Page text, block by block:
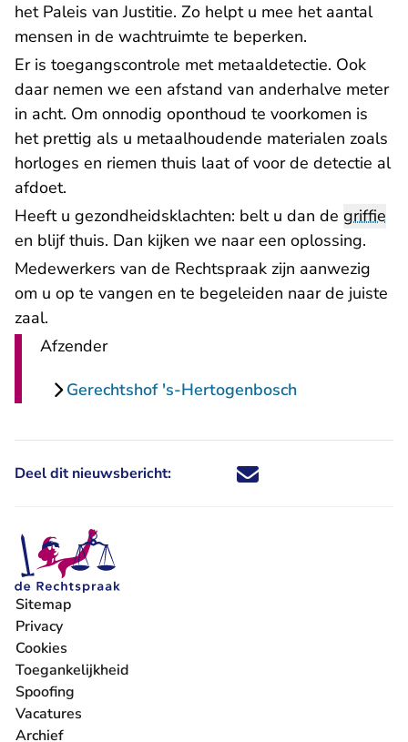
het Paleis van Justitie. Zo helpt u mee het aantal
mensen in de wachtruimte te beperken.
Er is toegangscontrole met metaaldetectie. Ook
daar nemen we een afstand van anderhalve meter
in acht. Om onnodig oponthoud te voorkomen is
het prettig als u metaalhoudende materialen zoals
horloges en riemen thuis laat of voor de detectie al
afdoet.
Heeft u gezondheidsklachten: belt u dan de griffie
en blijf thuis. Dan kijken we naar een oplossing.
Medewerkers van de Rechtspraak zijn aanwezig
om u op te vangen en te begeleiden naar de juiste
zaal.
Afzender
Gerechtshof 's-Hertogenbosch
Deel dit nieuwsbericht: Deel dit nieuwsbericht via X -
Deel dit nieuwsbericht via
Deel dit nieuwsbericht
Deel dit
Sitemap
Privacy
Cookies
Toegankelijkheid
Spoofing
Vacatures
- U verlaat Rechtspraak.nl
Archief